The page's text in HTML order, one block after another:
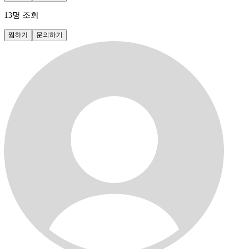
13명 조회
찜하기 문의하기